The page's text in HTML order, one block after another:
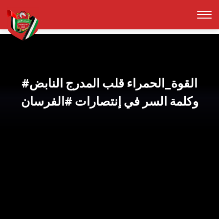
#القوة_الحمراء قلب المدرج النابض
وكلمة السر في إنتصارات #الفرسان